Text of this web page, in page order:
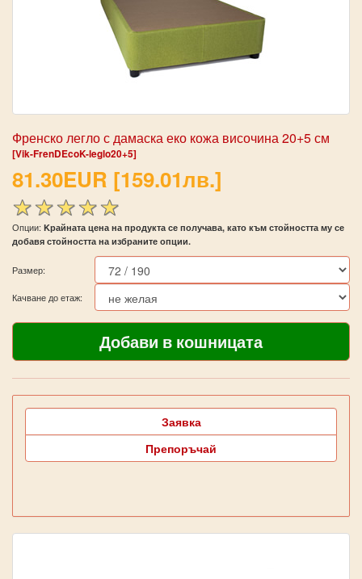
Френско легло с дамаска еко кожа височина 20+5 см
[Vik-FrenDEcoK-leglo20+5]
81.30EUR [159.01лв.]
Опции: Kрайната цена на продукта се получава, като към стойността му се
добавя стойността на избраните опции.
Размер:
Качване до етаж:
Заявка
Препоръчай